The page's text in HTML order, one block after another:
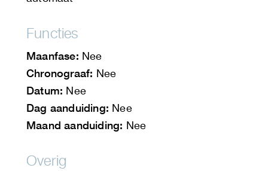
Functies
Maanfase: Nee
Chronograaf: Nee
Datum: Nee
Dag aanduiding: Nee
Maand aanduiding: Nee
Overig